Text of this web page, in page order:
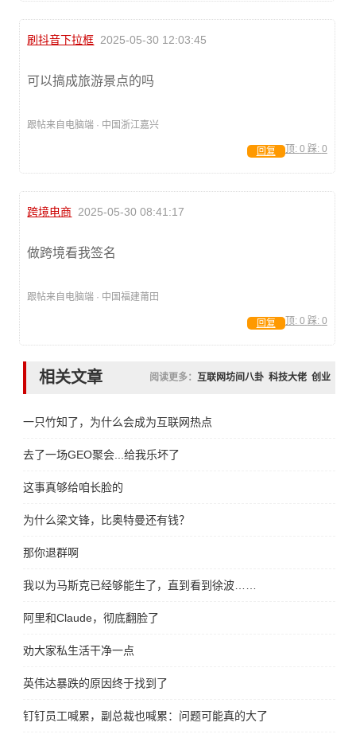
刷抖音下拉框 2025-05-30 12:03:45
可以搞成旅游景点的吗
跟帖来自电脑端 · 中国浙江嘉兴
顶: 0 踩: 0
回复
跨境电商 2025-05-30 08:41:17
做跨境看我签名
跟帖来自电脑端 · 中国福建莆田
顶: 0 踩: 0
回复
相关文章 阅读更多： 互联网坊间八卦 科技大佬 创业
一只竹知了，为什么会成为互联网热点
去了一场GEO聚会...给我乐坏了
这事真够给咱长脸的
为什么梁文锋，比奥特曼还有钱？
那你退群啊
我以为马斯克已经够能生了，直到看到徐波……
阿里和Claude，彻底翻脸了
劝大家私生活干净一点
英伟达暴跌的原因终于找到了
钉钉员工喊累，副总裁也喊累：问题可能真的大了